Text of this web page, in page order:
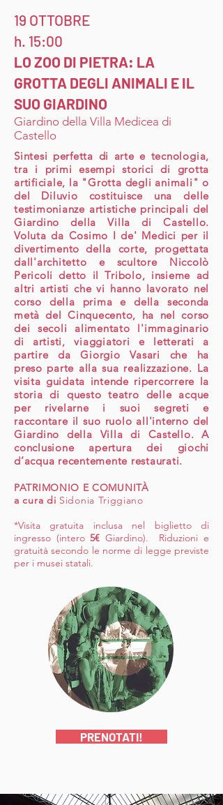
19 OTTOBRE
h. 15:00
LO ZOO DI PIETRA: LA
GROTTA DEGLI ANIMALI E IL
SUO GIARDINO
Giardino della Villa Medicea di
Castello
Sintesi perfetta di arte e tecnologia,
tra i primi esempi storici di grotta
artificiale, la "Grotta degli animali" o
del Diluvio costituisce una delle
testimonianze artistiche principali del
Giardino della Villa di Castello.
Voluta da Cosimo I de' Medici per il
divertimento della corte, progettata
dall'architetto e scultore Niccolò
Pericoli detto il Tribolo, insieme ad
altri artisti che vi hanno lavorato nel
corso della prima e della seconda
metà del Cinquecento, ha nel corso
dei secoli alimentato l'immaginario
di artisti, viaggiatori e letterati a
partire da Giorgio Vasari che ha
preso parte alla sua realizzazione. La
visita guidata intende ripercorrere la
storia di questo teatro delle acque
per rivelarne i suoi segreti e
raccontare il suo ruolo all'interno del
Giardino della Villa di Castello. A
conclusione apertura dei giochi
d’acqua recentemente restaurati.
PATRIMONIO E COMUNITÀ
a cura di Sidonia Triggiano
*Visita gratuita inclusa nel biglietto di
ingresso (intero5€Giardino). Riduzioni e
gratuità secondo le norme di legge previste
per i musei statali.
PRENOTATI!